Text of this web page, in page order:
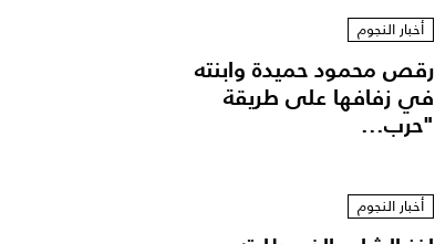
أخبار النجوم
رقص محمود حميدة وابنته
في زفافها على طريقة
"حرب...
أخبار النجوم